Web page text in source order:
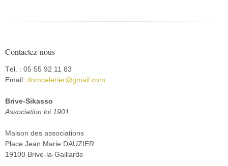
Contactez-nous
Tél. : 05 55 92 11 83
Email: domcelerier@gmail.com
Brive-Sikasso
Association loi 1901
Maison des associations
Place Jean Marie DAUZIER
19100 Brive-la-Gaillarde